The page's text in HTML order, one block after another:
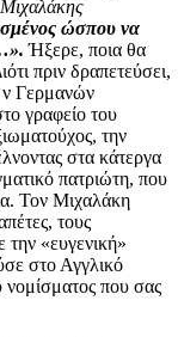
ώσπου να
Ήξερε, ποια θα
πριν δραπετεύσει,
ν Γερμανών
γραφείο του
την
στα κάτεργα
πατριώτη, που
Τον Μιχαλάκη
τους
«ευγενική»
στο Αγγλικό
νομίσματος που σας